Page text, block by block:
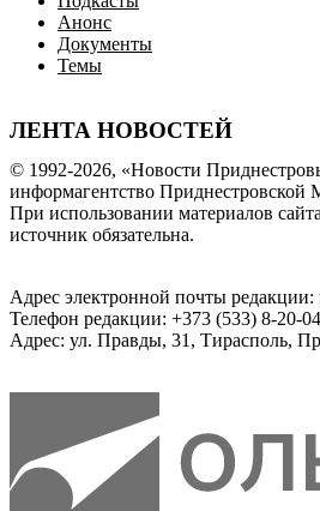
Анонс
Документы
Темы
ЛЕНТА НОВОСТЕЙ
© 1992-2026, «Новости
информагентство Приднестровской
При использовании материалов
источник обязательна.
Адрес электронной почты редакции:
Телефон редакции: +373 (533) 8-20-
Адрес: ул. Правды, 31, Тирасполь,